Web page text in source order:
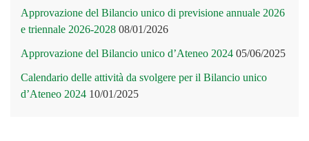
Approvazione del Bilancio unico di previsione annuale 2026
e triennale 2026-2028 08/01/2026
Approvazione del Bilancio unico d’Ateneo 2024 05/06/2025
Calendario delle attività da svolgere per il Bilancio unico
d’Ateneo 2024 10/01/2025